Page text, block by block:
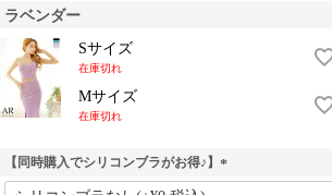
ラベンダー
Sサイズ
在庫切れ
Mサイズ
在庫切れ
【同時購入でシリコンブラがお得♪】
(